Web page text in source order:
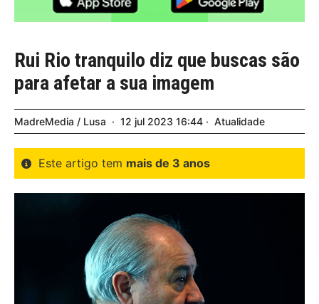
Rui Rio tranquilo diz que buscas são
para afetar a sua imagem
MadreMedia / Lusa 12 jul 2023 16:44 Atualidade
Este artigo tem mais de 3 anos